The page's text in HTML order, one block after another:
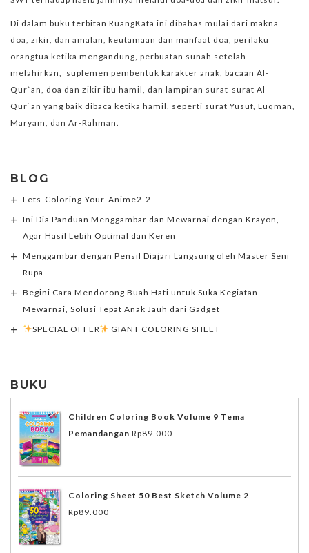
Di dalam buku terbitan RuangKata ini dibahas mulai dari makna
doa, zikir, dan amalan, keutamaan dan manfaat doa, perilaku
orangtua ketika mengandung, perbuatan sunah setelah
melahirkan, suplemen pembentuk karakter anak, bacaan Al-
Qur`an, doa dan zikir ibu hamil, dan lampiran surat-surat Al-
Qur`an yang baik dibaca ketika hamil, seperti surat Yusuf, Luqman,
Maryam, dan Ar-Rahman.
BLOG
Lets-Coloring-Your-Anime2-2
Ini Dia Panduan Menggambar dan Mewarnai dengan Krayon,
Agar Hasil Lebih Optimal dan Keren
Menggambar dengan Pensil Diajari Langsung oleh Master Seni
Rupa
Begini Cara Mendorong Buah Hati untuk Suka Kegiatan
Mewarnai, Solusi Tepat Anak Jauh dari Gadget
SPECIAL OFFER
GIANT COLORING SHEET
BUKU
Children Coloring Book Volume 9 Tema
Pemandangan Rp89.000
Coloring Sheet 50 Best Sketch Volume 2
Rp89.000